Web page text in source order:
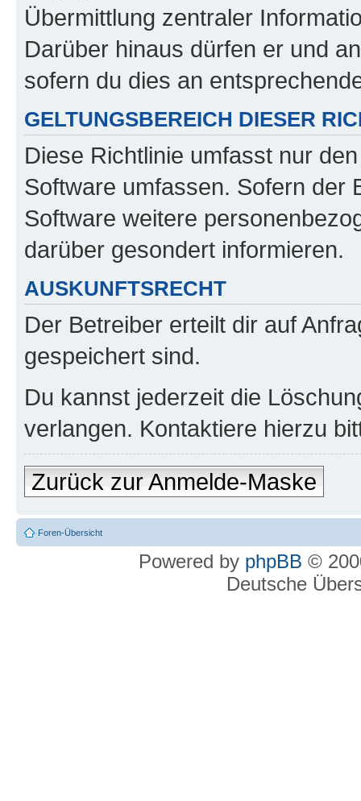
Übermittlung zentraler
Darüber hinaus dürfen er und
sofern du dies an
GELTUNGSBEREICH DIESER
Diese Richtlinie umfasst nur
Software umfassen. Sofern der
Software weitere
darüber gesondert informieren.
AUSKUNFTSRECHT
Der Betreiber erteilt dir auf
gespeichert sind.
Du kannst jederzeit die
verlangen. Kontaktiere hierzu
Zurück zur Anmelde-Maske
Foren-Übersicht
Powered by phpBB ©
Deutsche